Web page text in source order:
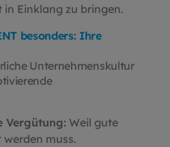
Einklang zu bringen.
besonders: Ihre
Unternehmenskultur
Vergütung: Weil gute
muss.